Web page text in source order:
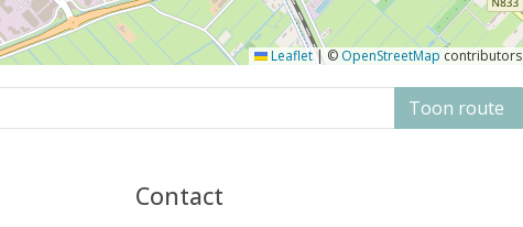
Leaflet| © OpenStreetMap contributors
Toon route
Contact